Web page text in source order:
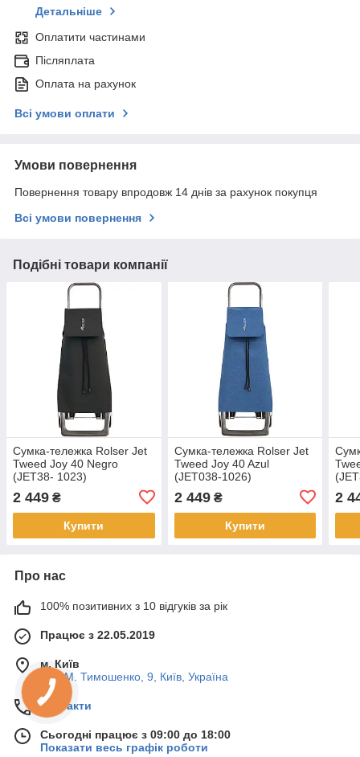
Детальніше
Оплатити частинами
Післяплата
Оплата на рахунок
Всі умови оплати
Умови повернення
Повернення товару впродовж 14 днів за рахунок покупця
Всі умови повернення
Подібні товари компанії
Сумка-тележка Rolser Jet
Tweed Joy 40 Negro
(JET38- 1023)
2 449 ₴
Купити
Сумка-тележка Rolser Jet
Tweed Joy 40 Azul
(JET038-1026)
2 449₴
Купити
2
Про нас
100% позитивних з 10 відгуків за рік
Працює з 22.05.2019
м. Київ
вул. М. Тимошенко, 9, Київ, Україна
Контакти
Сьогодні працює з 09:00 до 18:00
Показати весь графік роботи